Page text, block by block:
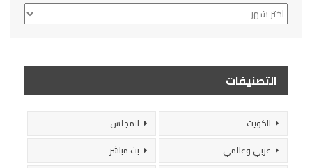
الأرشيف
التصنيفات
الكويت
المجلس
عربي وعالمي
بث مباشر